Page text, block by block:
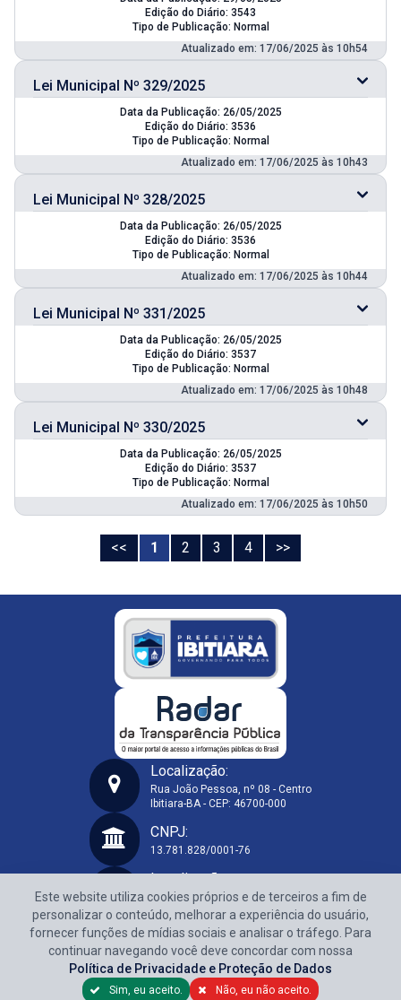
Edição do Diário: 3543
Tipo de Publicação: Normal
Atualizado em: 17/06/2025 às 10h54
Lei Municipal Nº 329/2025
Data da Publicação: 26/05/2025
Edição do Diário: 3536
Tipo de Publicação: Normal
Atualizado em: 17/06/2025 às 10h43
Lei Municipal Nº 328/2025
Data da Publicação: 26/05/2025
Edição do Diário: 3536
Tipo de Publicação: Normal
Atualizado em: 17/06/2025 às 10h44
Lei Municipal Nº 331/2025
Data da Publicação: 26/05/2025
Edição do Diário: 3537
Tipo de Publicação: Normal
Atualizado em: 17/06/2025 às 10h48
Lei Municipal Nº 330/2025
Data da Publicação: 26/05/2025
Edição do Diário: 3537
Tipo de Publicação: Normal
Atualizado em: 17/06/2025 às 10h50
<< 1 2 3 4 >>
Prefeitura Municipal de Ibitiara-BA
Localização:
Rua João Pessoa, nº 08 - Centro
Ibitiara-BA - CEP: 46700-000
CNPJ:
13.781.828/0001-76
Localização:
Rua João Pessoa, nº 08 - Centro
Ibitiara-BA - CEP: 46700-000
CNPJ:
13.781.828/0001-76
Política de Privacidade e Proteção de Dados
Este website utiliza cookies próprios e de terceiros a fim de
personalizar o conteúdo, melhorar a experiência do usuário,
fornecer funções de mídias sociais e analisar o tráfego. Para
continuar navegando você deve concordar com nossa
Política de Privacidade e Proteção de Dados
Sim, eu aceito. Não, eu não aceito.